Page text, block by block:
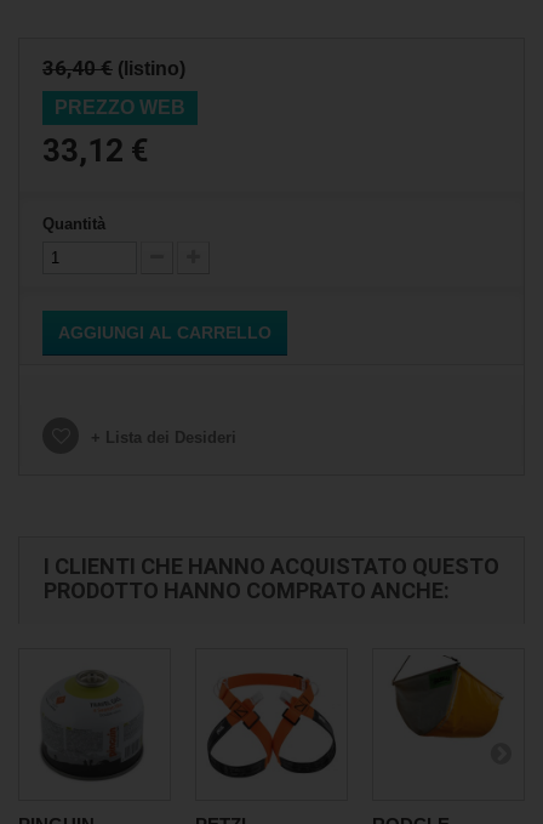
36,40 € (listino)
PREZZO WEB
33,12 €
Quantità
AGGIUNGI AL CARRELLO
+ Lista dei Desideri
I CLIENTI CHE HANNO ACQUISTATO QUESTO
PRODOTTO HANNO COMPRATO ANCHE: